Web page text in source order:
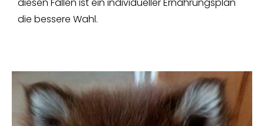
die bessere Wahl.